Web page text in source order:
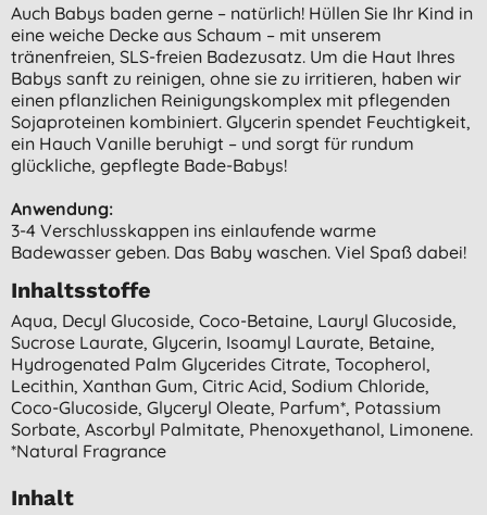
Auch Babys baden gerne – natürlich! Hüllen Sie Ihr Kind in
eine weiche Decke aus Schaum – mit unserem
tränenfreien, SLS-freien Badezusatz. Um die Haut Ihres
Babys sanft zu reinigen, ohne sie zu irritieren, haben wir
einen pflanzlichen Reinigungskomplex mit pflegenden
Sojaproteinen kombiniert. Glycerin spendet Feuchtigkeit,
ein Hauch Vanille beruhigt – und sorgt für rundum
glückliche, gepflegte Bade-Babys!
Anwendung:
3-4 Verschlusskappen ins einlaufende warme
Badewasser geben. Das Baby waschen. Viel Spaß dabei!
Inhaltsstoffe
Aqua, Decyl Glucoside, Coco-Betaine, Lauryl Glucoside,
Sucrose Laurate, Glycerin, Isoamyl Laurate, Betaine,
Hydrogenated Palm Glycerides Citrate, Tocopherol,
Lecithin, Xanthan Gum, Citric Acid, Sodium Chloride,
Coco-Glucoside, Glyceryl Oleate, Parfum*, Potassium
Sorbate, Ascorbyl Palmitate, Phenoxyethanol, Limonene.
*natural Fragrance
Inhalt